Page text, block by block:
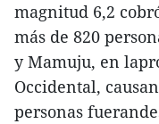
magnitud 6,2
más de 820
y Mamuju, en
Occidental,
personas